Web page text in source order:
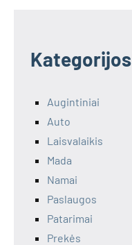
Kategorijos
Augintiniai
Auto
Laisvalaikis
Mada
Namai
Paslaugos
Patarimai
Prekės